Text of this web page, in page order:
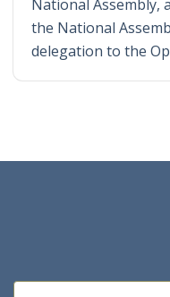
National Assembly,
the National
delegation to the